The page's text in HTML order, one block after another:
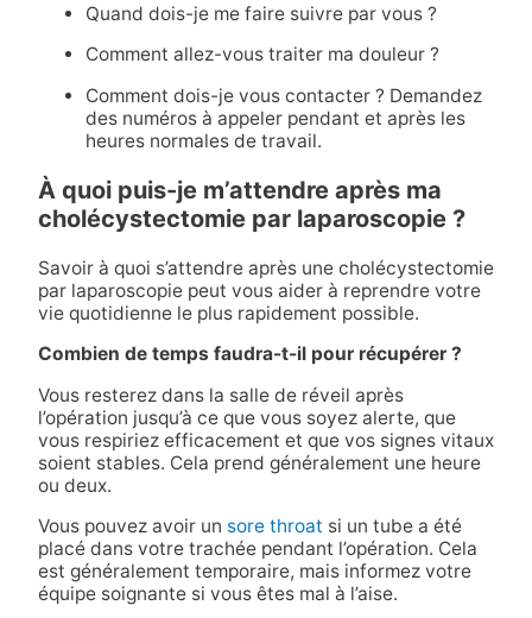
Quand dois-je me faire suivre par vous ?
Comment allez-vous traiter ma douleur ?
Comment dois-je vous contacter ? Demandez
des numéros à appeler pendant et après les
heures normales de travail.
À quoi puis-je m’attendre après ma
cholécystectomie par laparoscopie ?
Savoir à quoi s’attendre après une cholécystectomie
par laparoscopie peut vous aider à reprendre votre
vie quotidienne le plus rapidement possible.
Combien de temps faudra-t-il pour récupérer ?
Vous resterez dans la salle de réveil après
l’opération jusqu’à ce que vous soyez alerte, que
vous respiriez efficacement et que vos signes vitaux
soient stables. Cela prend généralement une heure
ou deux.
Vous pouvez avoir un sore throat si un tube a été
placé dans votre trachée pendant l’opération. Cela
est généralement temporaire, mais informez votre
équipe soignante si vous êtes mal à l’aise.